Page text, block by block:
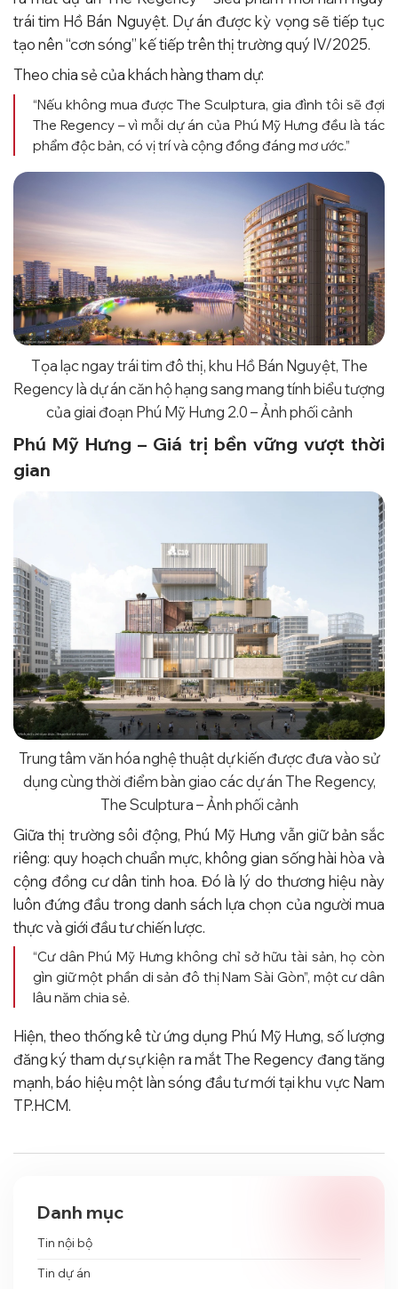
trái tim Hồ Bán Nguyệt. Dự án được kỳ vọng sẽ tiếp tục
tạo nên “cơn sóng” kế tiếp trên thị trường quý IV/2025.
Theo chia sẻ của khách hàng tham dự:
“Nếu không mua được The Sculptura, gia đình tôi sẽ đợi
The Regency – vì mỗi dự án của Phú Mỹ Hưng đều là tác
phẩm độc bản, có vị trí và cộng đồng đáng mơ ước.”
Tọa lạc ngay trái tim đô thị, khu Hồ Bán Nguyệt, The
Regency là dự án căn hộ hạng sang mang tính biểu tượng
của giai đoạn Phú Mỹ Hưng 2.0 – Ảnh phối cảnh
Phú Mỹ Hưng – Giá trị bền vững vượt thời
gian
Trung tâm văn hóa nghệ thuật dự kiến được đưa vào sử
dụng cùng thời điểm bàn giao các dự án The Regency,
The Sculptura – Ảnh phối cảnh
Giữa thị trường sôi động, Phú Mỹ Hưng vẫn giữ bản sắc
riêng: quy hoạch chuẩn mực, không gian sống hài hòa và
cộng đồng cư dân tinh hoa. Đó là lý do thương hiệu này
luôn đứng đầu trong danh sách lựa chọn của người mua
thực và giới đầu tư chiến lược.
“Cư dân Phú Mỹ Hưng không chỉ sở hữu tài sản, họ còn
gìn giữ một phần di sản đô thị Nam Sài Gòn”, một cư dân
lâu năm chia sẻ.
Hiện, theo thống kê từ ứng dụng Phú Mỹ Hưng, số lượng
đăng ký tham dự sự kiện ra mắt The Regency đang tăng
mạnh, báo hiệu một làn sóng đầu tư mới tại khu vực Nam
TP.HCM.
Danh mục
Tin nội bộ
Tin dự án